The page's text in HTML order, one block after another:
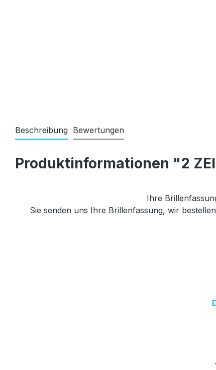
Beschreibung Bewertungen
Produktinformationen "2
Ihre
Sie senden uns Ihre Brillenfassung, wir